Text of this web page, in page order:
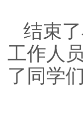
结束
工作人
了同学